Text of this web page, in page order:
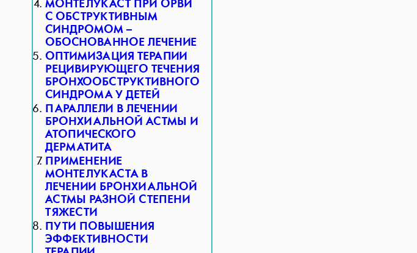
МОНТЕЛУКАСТ ПРИ ОРВИ
С ОБСТРУКТИВНЫМ
СИНДРОМОМ –
ОБОСНОВАННОЕ ЛЕЧЕНИЕ
ОПТИМИЗАЦИЯ ТЕРАПИИ
РЕЦИВИРУЮЩЕГО ТЕЧЕНИЯ
БРОНХООБСТРУКТИВНОГО
СИНДРОМА У ДЕТЕЙ
ПАРАЛЛЕЛИ В ЛЕЧЕНИИ
БРОНХИАЛЬНОЙ АСТМЫ И
АТОПИЧЕСКОГО
ДЕРМАТИТА
ПРИМЕНЕНИЕ
МОНТЕЛУКАСТА В
ЛЕЧЕНИИ БРОНХИАЛЬНОЙ
АСТМЫ РАЗНОЙ СТЕПЕНИ
ТЯЖЕСТИ
ПУТИ ПОВЫШЕНИЯ
ЭФФЕКТИВНОСТИ